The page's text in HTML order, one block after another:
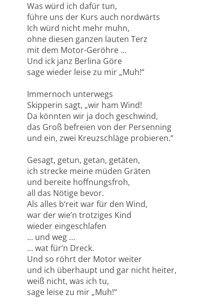
Was würd ich dafür tun,
führe uns der Kurs auch nordwärts
Ich würd nicht mehr muhn,
ohne diesen ganzen lauten Terz
mit dem Motor-Geröhre …
Und ick janz Berlina Göre
sage wieder leise zu mir „Muh!“
Immernoch unterwegs
Skipperin sagt, „wir ham Wind!
Da könnten wir ja doch geschwind,
das Groß befreien von der Persenning
und ein, zwei Kreuzschläge probieren.“
Gesagt, getun, getan, getäten,
ich strecke meine müden Gräten
und bereite hoffnungsfroh,
all das Nötige bevor.
Als alles b‘reit war für den Wind,
war der wie’n trotziges Kind
wieder eingeschlafen
… und weg …
… wat für‘n Dreck.
Und so röhrt der Motor weiter
und ich überhaupt und gar nicht heiter,
weiß nicht, was ich tu,
sage leise zu mir „Muh!“